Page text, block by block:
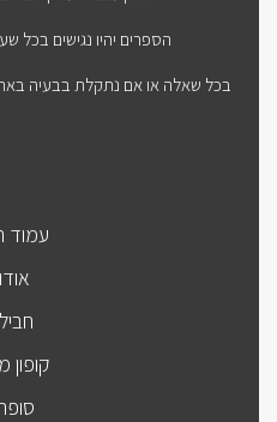
הספרים יהיו נגישים בכל
בכל שאלה או אם נתקלת בבעיה
עמוד
קופון